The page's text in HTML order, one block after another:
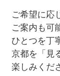
ご希望に応
ご案内も可
ひとつを丁
京都を「見
楽しみくだ